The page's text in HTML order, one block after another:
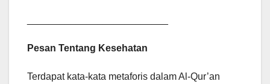
Pesan Tentang Kesehatan
Terdapat kata-kata metaforis dalam Al-Qur’an